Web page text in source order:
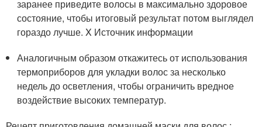
заранее приведите волосы в максимально здоровое
состояние, чтобы итоговый результат потом выглядел
гораздо лучше. X Источник информации
Аналогичным образом откажитесь от использования
термоприборов для укладки волос за несколько
недель до осветления, чтобы ограничить вредное
воздействие высоких температур.